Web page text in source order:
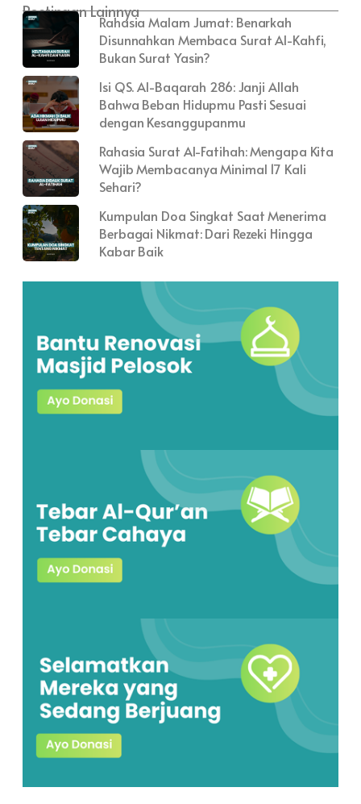
Postingan Lainnya
Rahasia Malam Jumat: Benarkah
Disunnahkan Membaca Surat Al-Kahfi,
Bukan Surat Yasin?
Isi QS. Al-Baqarah 286: Janji Allah
Bahwa Beban Hidupmu Pasti Sesuai
dengan Kesanggupanmu
Rahasia Surat Al-Fatihah: Mengapa Kita
Wajib Membacanya Minimal 17 Kali
Sehari?
Kumpulan Doa Singkat Saat Menerima
Berbagai Nikmat: Dari Rezeki Hingga
Kabar Baik